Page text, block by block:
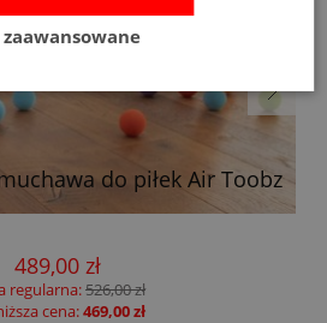
do piłek Air Toobz
489,00 zł
regularna:526,00 zł
cena:469,00 zł